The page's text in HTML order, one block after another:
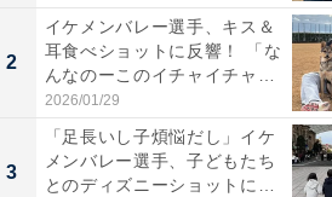
2
イケメンバレー選手、キス＆
耳食べショットに反響！ 「な
んなのーこのイチャイチャ
感...
2026/01/29
3
「足長いし子煩悩だし」イケ
メンバレー選手、子どもたち
とのディズニーショットに